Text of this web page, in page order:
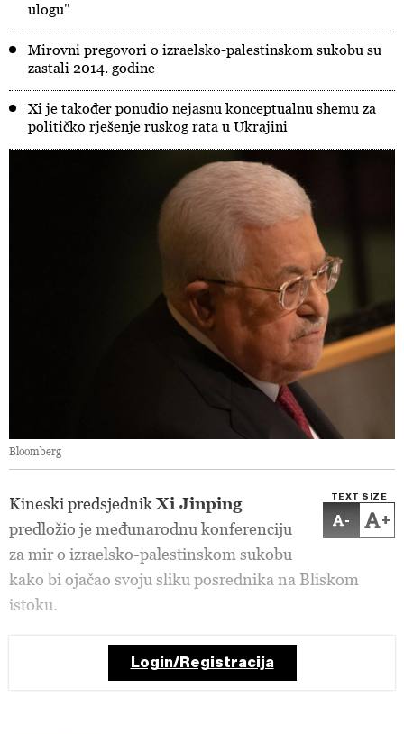
ulogu"
Mirovni pregovori o izraelsko-palestinskom sukobu su
zastali 2014. godine
Xi je također ponudio nejasnu konceptualnu shemu za
političko rješenje ruskog rata u Ukrajini
Bloomberg
TEXT SIZE
- +
Kineski predsjednikXi Jinping
predložio je međunarodnu konferenciju
za mir o izraelsko-palestinskom sukobu
kako bi ojačao svoju sliku posrednika na Bliskom
istoku.
Login/Registracija